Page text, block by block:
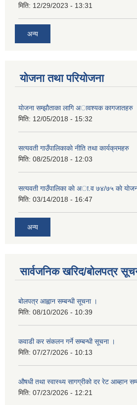
मिति: 12/29/2023 - 13:31
अन्य
योजना तथा परियोजना
याेजना सम्झाैताका लागि अावश्यक कागजातहरु
मिति: 12/05/2018 - 15:32
सत्यवती गाउँपालिकाकाे नीति तथा कार्यक्रमहरु
मिति: 08/25/2018 - 12:03
सत्यवती गाउँपालिका काे अा‍.व ७४/७५ काे
मिति: 03/14/2018 - 16:47
अन्य
सार्वजनिक खरिद/बोलपत्र
बोलपत्र आह्वान सम्बन्धी सूचना ।
मिति: 08/10/2026 - 10:39
कवाडी कर संकलन गर्ने सम्बन्धी सूचना ।
मिति: 07/27/2026 - 10:13
औषधी तथा स्वास्थ्य सागग्रीको दर रेट आब्हान
मिति: 07/23/2026 - 12:21